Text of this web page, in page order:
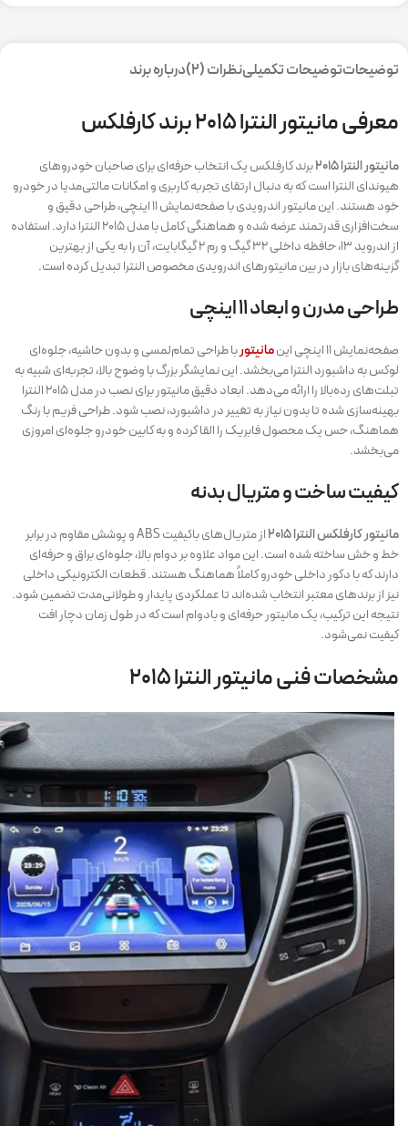
توضیحاتتوضیحات تکمیلینظرات (2) درباره برند
معرفی مانیتور النترا ۲۰۱۵ برند کارفلکس
مانیتور النترا ۲۰۱۵
برند کارفلکس یک انتخاب حرفه‌ای برای صاحبان خودروهای
هیوندای النترا است که به دنبال ارتقای تجربه کاربری و امکانات مالتی‌مدیا در خودرو
خود هستند. این مانیتور اندرویدی با صفحه‌نمایش ۱۱ اینچی، طراحی دقیق و
سخت‌افزاری قدرتمند عرضه شده و هماهنگی کامل با مدل ۲۰۱۵ النترا دارد. استفاده
از اندروید ۱۳، حافظه داخلی ۳۲ گیگ و رم ۲ گیگابایت، آن را به یکی از بهترین
گزینه‌های بازار در بین مانیتورهای اندرویدی مخصوص النترا تبدیل کرده است.
طراحی مدرن و ابعاد ۱۱ اینچی
صفحه‌نمایش ۱۱ اینچی این مانیتوربا طراحی تمام‌لمسی و بدون حاشیه، جلوه‌ای
لوکس به داشبورد النترا می‌بخشد. این نمایشگر بزرگ با وضوح بالا، تجربه‌ای شبیه به
تبلت‌های رده‌بالا را ارائه می‌دهد. ابعاد دقیق مانیتور برای نصب در مدل ۲۰۱۵ النترا
بهینه‌سازی شده تا بدون نیاز به تغییر در داشبورد، نصب شود. طراحی فریم با رنگ
هماهنگ، حس یک محصول فابریک را القا کرده و به کابین خودرو جلوه‌ای امروزی
می‌بخشد.
کیفیت ساخت و متریال بدنه
مانیتور کارفلکس النترا ۲۰۱۵
از متریال‌های باکیفیت ABS و پوشش مقاوم در برابر
خط و خش ساخته شده است. این مواد علاوه بر دوام بالا، جلوه‌ای براق و حرفه‌ای
دارند که با دکور داخلی خودرو کاملاً هماهنگ هستند. قطعات الکترونیکی داخلی
نیز از برندهای معتبر انتخاب شده‌اند تا عملکردی پایدار و طولانی‌مدت تضمین شود.
نتیجه این ترکیب، یک مانیتور حرفه‌ای و بادوام است که در طول زمان دچار افت
کیفیت نمی‌شود.
مشخصات فنی مانیتور النترا ۲۰۱۵